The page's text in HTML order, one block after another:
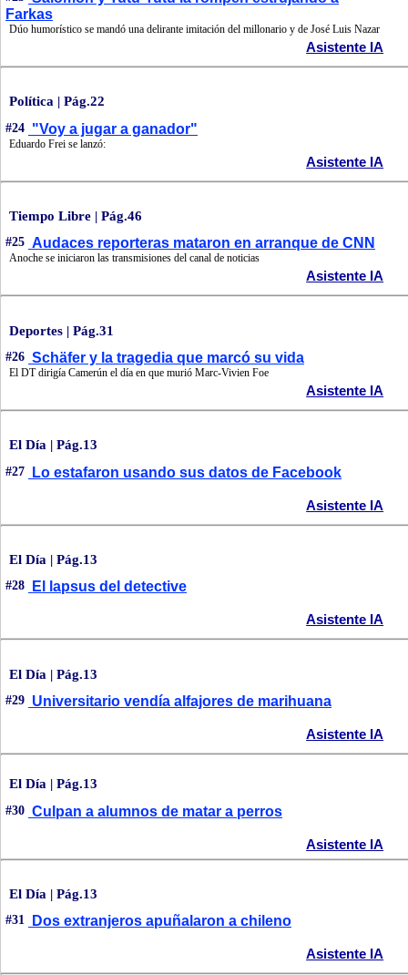
Farkas
Dúo humorístico se mandó una delirante imitación del millonario y de José Luis Nazar
Asistente IA
Política | Pág.22
#24 "Voy a jugar a ganador"
Eduardo Frei se lanzó:
Asistente IA
Tiempo Libre | Pág.46
#25 Audaces reporteras mataron en arranque de CNN
Anoche se iniciaron las transmisiones del canal de noticias
Asistente IA
Deportes | Pág.31
#26 Schäfer y la tragedia que marcó su vida
El DT dirigía Camerún el día en que murió Marc-Vivien Foe
Asistente IA
El Día | Pág.13
#27 Lo estafaron usando sus datos de Facebook
Asistente IA
El Día | Pág.13
#28 El lapsus del detective
Asistente IA
El Día | Pág.13
#29 Universitario vendía alfajores de marihuana
Asistente IA
El Día | Pág.13
#30 Culpan a alumnos de matar a perros
Asistente IA
El Día | Pág.13
#31 Dos extranjeros apuñalaron a chileno
Asistente IA